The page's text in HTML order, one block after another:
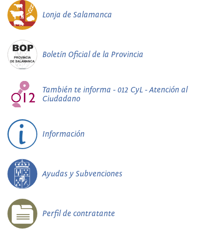
Lonja de Salamanca
Boletín Oficial de la Provincia
También te informa - 012 CyL - Atención al
Ciudadano
Información
Ayudas y Subvenciones
Perfil de contratante